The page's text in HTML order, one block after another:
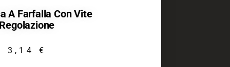
A Farfalla Con Vite
3,14 €